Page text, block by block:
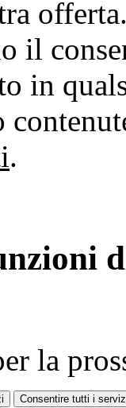
il
in
.
la
Consentire tutti i